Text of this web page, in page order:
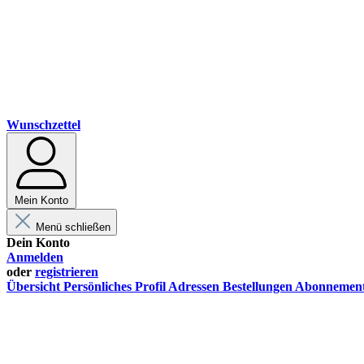
Wunschzettel
Mein Konto
Menü schließen
Dein Konto
Anmelden
oder registrieren
Übersicht Persönliches Profil Adressen Bestellungen